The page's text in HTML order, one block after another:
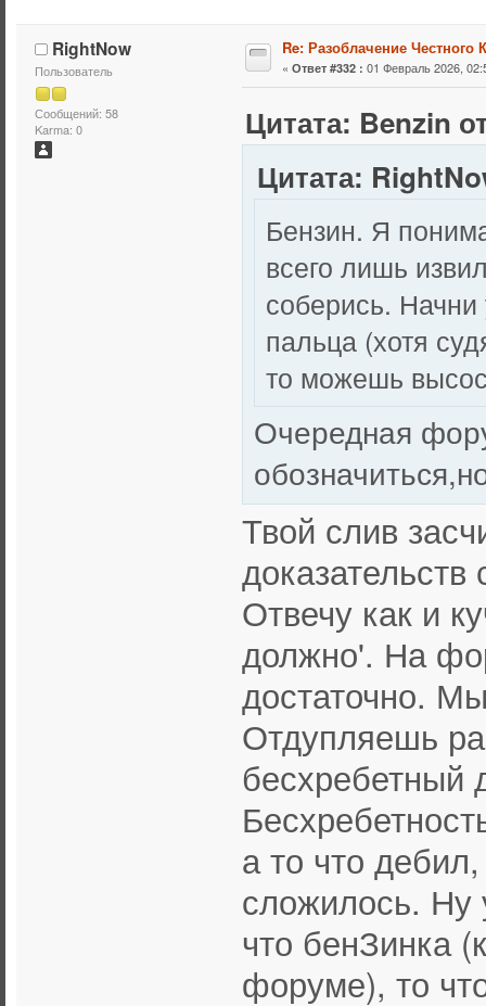
RightNow
Пользователь
Сообщений: 58
Karma: 0
Re: Разоблачение Честного
« Ответ #332 : 01 Февраль 2026,
Цитата: Benzin
Цитата:
Бензин. Я
всего лишь
соберись.
пальца (хотя
то можешь
Очередная
Твой слив
Отвечу как и
должно'. На
достаточно.
Отдупляешь
бесхребетный
а то что
сложилось. Ну
что бенЗинка
форуме), то